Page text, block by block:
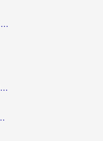
英国崩坏学园2延迟高到心态崩？海外党国服游戏加速终极指南
海外看国内电视剧的app选不对？这份回国加速器避坑指南帮你流畅追剧
听国内音乐听书的终极解决方案